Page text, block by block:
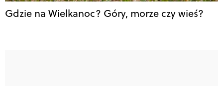
Gdzie na Wielkanoc? Góry, morze czy wieś?